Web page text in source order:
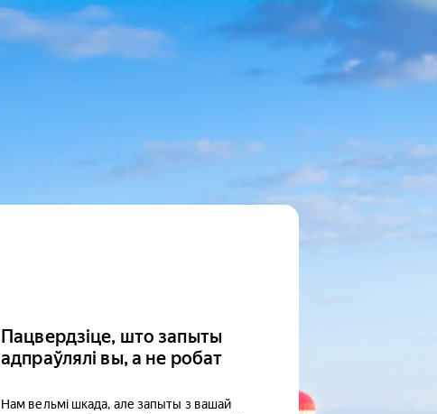
Пацвердзіце, што запыты
адпраўлялі вы, а не робат
Нам вельмі шкада, але запыты з вашай